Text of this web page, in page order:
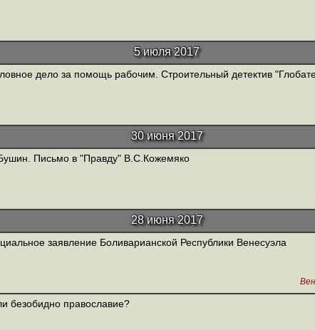
5 июля 2017
дело за помощь рабочим. Строительный детектив
30 июня 2017
Письмо в "Правду" В.С.Кожемяко
28 июня 2017
заявление Боливарианской Республики Венесуэла
безобидно православие?